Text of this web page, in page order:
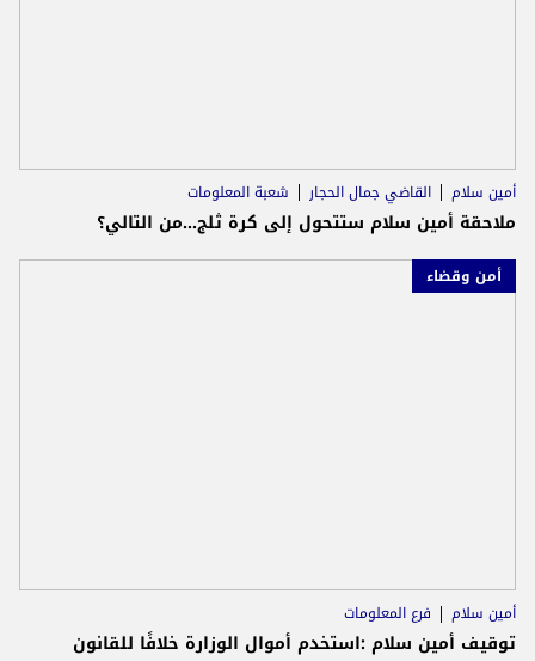
أمين سلام القاضي جمال الحجار شعبة المعلومات
ملاحقة أمين سلام ستتحول إلى كرة ثلج...من التالي؟
أمن وقضاء
أمين سلام فرع المعلومات
توقيف أمين سلام :استخدم أموال الوزارة خلافًا للقانون